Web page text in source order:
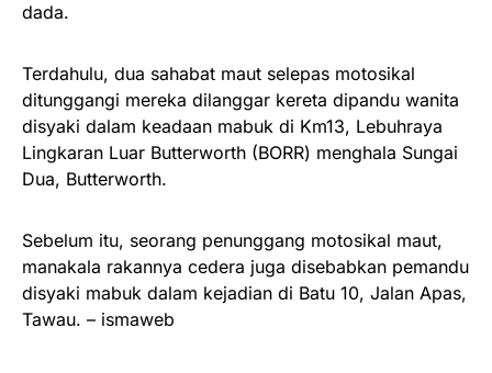
dada.
Terdahulu, dua sahabat maut selepas motosikal
ditunggangi mereka dilanggar kereta dipandu wanita
disyaki dalam keadaan mabuk di Km13, Lebuhraya
Lingkaran Luar Butterworth (BORR) menghala Sungai
Dua, Butterworth.
Sebelum itu, seorang penunggang motosikal maut,
manakala rakannya cedera juga disebabkan pemandu
disyaki mabuk dalam kejadian di Batu 10, Jalan Apas,
Tawau. – ismaweb